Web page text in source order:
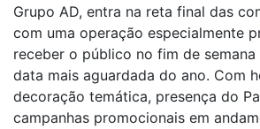
Grupo AD, entra na reta final das
com uma operação especialmente
receber o público no fim de semana
data mais aguardada do ano. Com
decoração temática, presença do
campanhas promocionais em